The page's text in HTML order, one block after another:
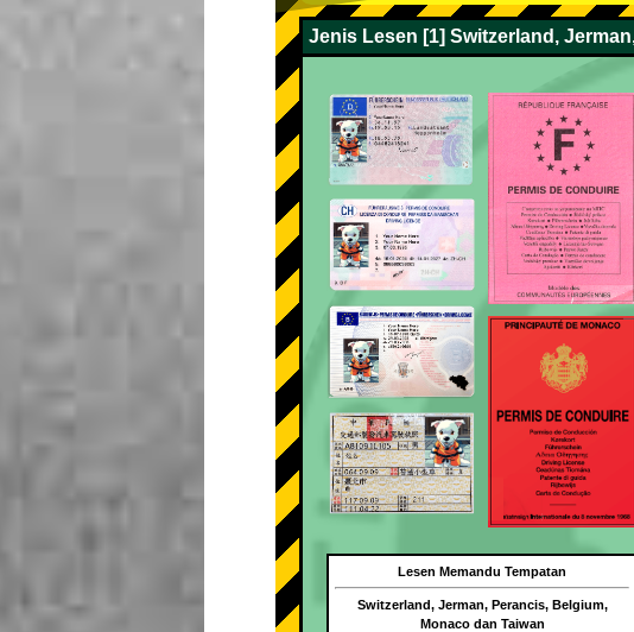
Jenis Lesen [1] Switzerland,
Lesen Memandu Tempatan
Switzerland, Jerman, Perancis, Belgium,
Monaco dan Taiwan